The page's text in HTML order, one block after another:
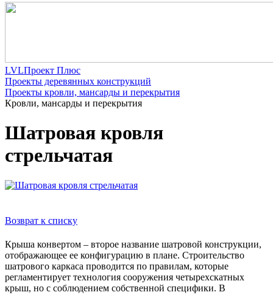
LVLПроект Плюс
Проекты деревянных конструкций
Проекты кровли, мансарды и перекрытия
Кровли, мансарды и перекрытия
Шатровая кровля
стрельчатая
Возврат к списку
Крыша конвертом – второе название шатровой конструкции,
отображающее ее конфигурацию в плане. Строительство
шатрового каркаса проводится по правилам, которые
регламентирует технология сооружения четырехскатных
крыш, но с соблюдением собственной специфики. В